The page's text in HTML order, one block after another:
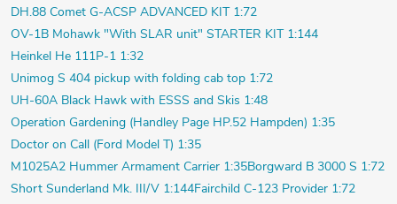
DH.88 Comet G-ACSP ADVANCED KIT 1:72
OV-1B Mohawk "With SLAR unit" STARTER KIT 1:144
Heinkel He 111P-1 1:32
Unimog S 404 pickup with folding cab top 1:72
UH-60A Black Hawk with ESSS and Skis 1:48
Operation Gardening (Handley Page HP.52 Hampden) 1:35
Doctor on Call (Ford Model T) 1:35
M1025A2 Hummer Armament Carrier 1:35Borgward B 3000 S 1:72
Short Sunderland Mk. III/V 1:144Fairchild C-123 Provider 1:72